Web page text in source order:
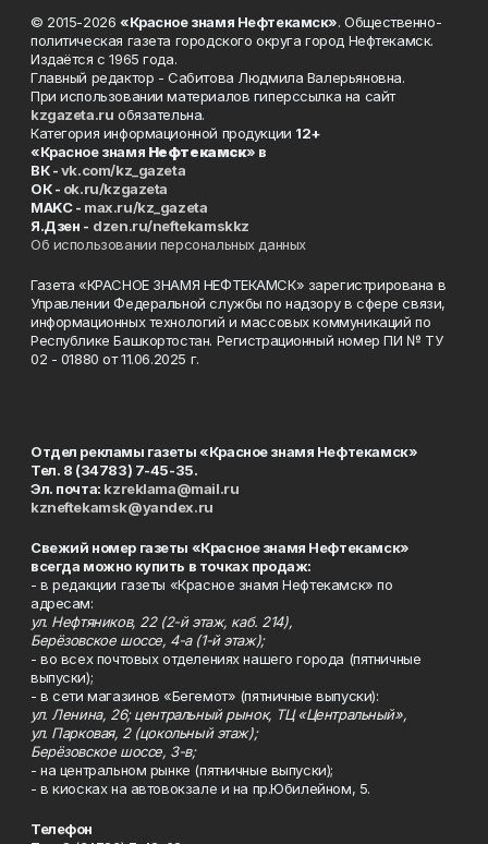
© 2015-2026 «Красное знамя Нефтекамск». Общественно-
политическая газета городского округа город Нефтекамск.
Издаётся с 1965 года.
Главный редактор - Сабитова Людмила Валерьяновна.
При использовании материалов гиперссылка на сайт
kzgazeta.ru обязательна.
Категория информационной продукции 12+
«Красное знамя Нефтекамск» в
ВК -vk.com/kz_gazeta
ОК - ok.ru/kzgazeta
MAKC - max.ru/kz_gazeta
Я.Дзен - dzen.ru/neftekamskkz
Об использовании персональных данных
Газета «КРАСНОЕ ЗНАМЯ НЕФТЕКАМСК» зарегистрирована в
Управлении Федеральной службы по надзору в сфере связи,
информационных технологий и массовых коммуникаций по
Республике Башкортостан. Регистрационный номер ПИ № ТУ
02 - 01880 от 11.06.2025 г.
Отдел рекламы газеты «Красное знамя Нефтекамск»
Тел. 8 (34783) 7-45-35.
Эл. почта: kzreklama@mail.ru
kzneftekamsk@yandex.ru
Свежий номер газеты «Красное знамя Нефтекамск»
всегда можно купить в точках продаж:
- в редакции газеты «Красное знамя Нефтекамск» по
адресам:
ул. Нефтяников, 22 (2-й этаж, каб. 214),
Берёзовское шоссе, 4-а (1-й этаж);
- во всех почтовых отделениях нашего города (пятничные
выпуски);
- в сети магазинов «Бегемот» (пятничные выпуски):
ул. Ленина, 26; центральный рынок, ТЦ «Центральный»,
ул. Парковая, 2 (цокольный этаж);
Берёзовское шоссе, 3-в;
- на центральном рынке (пятничные выпуски);
- в киосках на автовокзале и на пр.Юбилейном, 5.
Телефон